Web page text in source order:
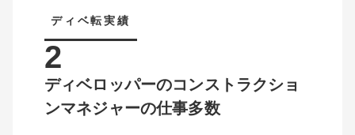
ディベ転実績
2
ディベロッパーのコンストラクショ
ンマネジャーの仕事多数